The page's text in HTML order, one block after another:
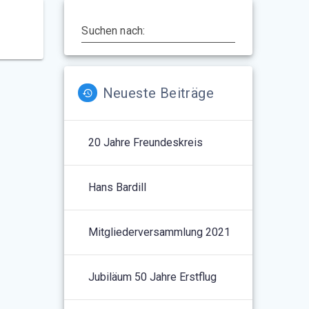
Suchen nach:
Neueste Beiträge
20 Jahre Freundeskreis
Hans Bardill
Mitgliederversammlung 2021
Jubiläum 50 Jahre Erstflug
© 2026 Freundeskreis VFW614
e.V.. Erstellt mit WordPress und dem
Materialis Theme